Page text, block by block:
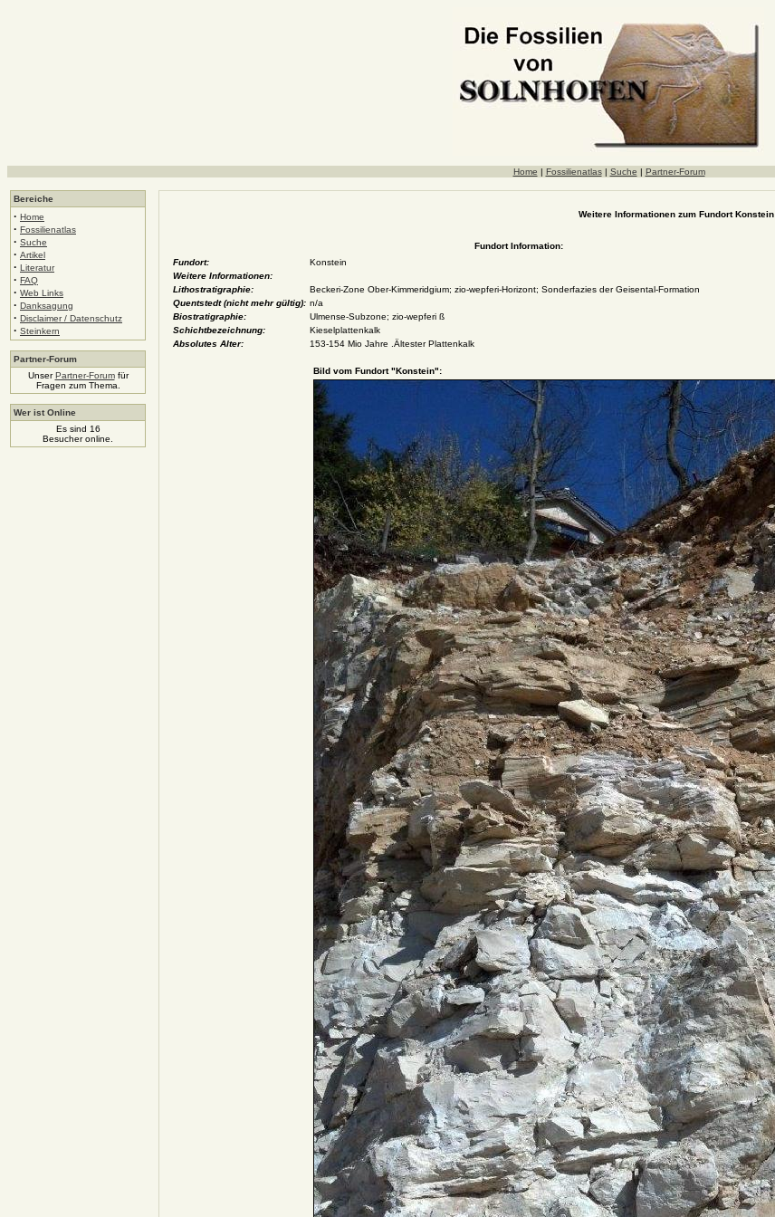
Home | Fossilienatlas| Suche | Partner-Forum
Bereiche
· Home
· Fossilienatlas
· Suche
· Artikel
· Literatur
· FAQ
· Web Links
· Danksagung
· Disclaimer / Datenschutz
· Steinkern
Partner-Forum
UnserPartner-Forumfür
Fragen zum Thema.
Wer ist Online
Es sind 16
Besucher online.
Weitere Informationen zum Fundort Konstein
Fundort Information:
Fundort:
Konstein
Weitere Informationen:
Lithostratigraphie:
Beckeri-Zone Ober-Kimmeridgium; zio-wepferi-Horizont; Sonderfazies der Geisental-Formation
Quentstedt (nicht mehr gültig): n/a
Biostratigraphie:
Ulmense-Subzone; zio-wepferi ß
Schichtbezeichnung:
Kieselplattenkalk
Absolutes Alter:
153-154 Mio Jahre .Ältester Plattenkalk
Bild vom Fundort "Konstein":